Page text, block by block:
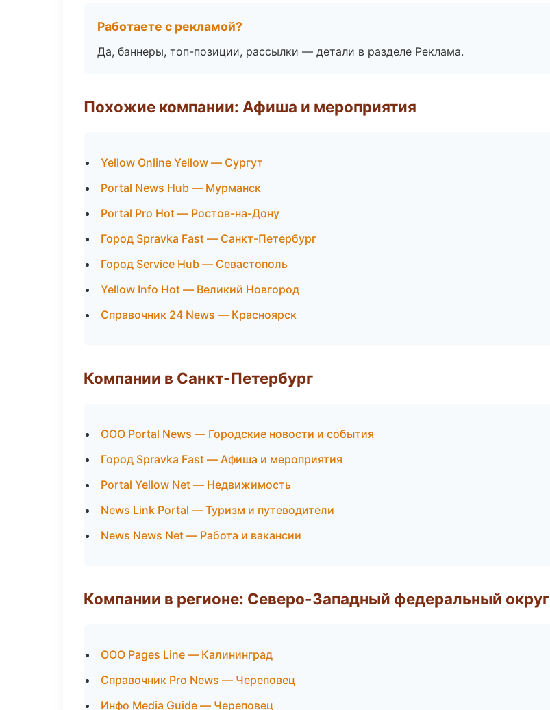
Работаете с рекламой?
Да, баннеры, топ-позиции, рассылки — детали в разделе Реклама.
Похожие компании: Афиша и мероприятия
Yellow Online Yellow — Сургут
Portal News Hub — Мурманск
Portal Pro Hot — Ростов-на-Дону
Город Spravka Fast — Санкт-Петербург
Город Service Hub — Севастополь
Yellow Info Hot — Великий Новгород
Справочник 24 News — Красноярск
Компании в Санкт-Петербург
ООО Portal News — Городские новости и события
Город Spravka Fast — Афиша и мероприятия
Portal Yellow Net — Недвижимость
News Link Portal — Туризм и путеводители
News News Net — Работа и вакансии
Компании в регионе: Северо-Западный федеральный округ
ООО Pages Line — Калининград
Справочник Pro News — Череповец
Инфо Media Guide — Череповец